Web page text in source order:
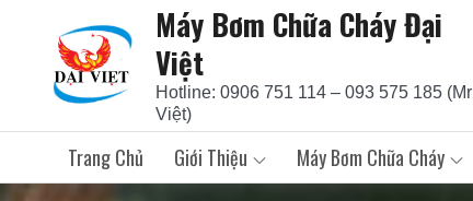
content
Máy Bơm Chữa Cháy Đại
Việt
Hotline: 0906 751 114 – 093 575 185 (Mr
Việt)
Trang Chủ Giới Thiệu Máy Bơm Chữa Cháy